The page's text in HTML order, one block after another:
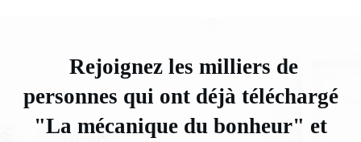
Rejoignez les milliers de
personnes qui ont déjà téléchargé
"La mécanique du bonheur" et